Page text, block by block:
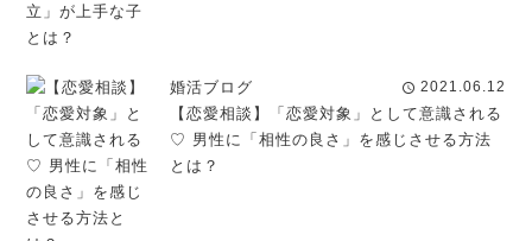
婚活ブログ
【恋愛相談】「恋愛対象」として意識される
♡ 男性に「相性の良さ」を感じさせる方法
とは？
schedule 2021.06.12